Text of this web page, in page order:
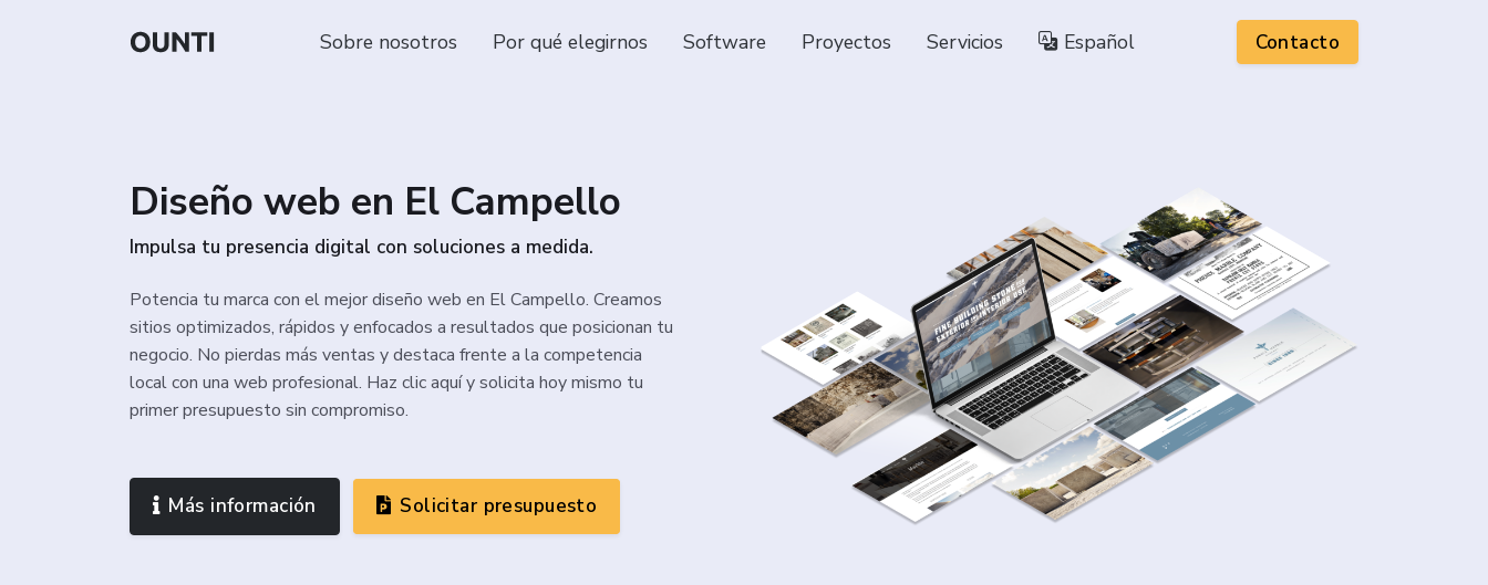
Sobre nosotros Por qué elegirnos Software Proyectos Servicios Español Contacto
Diseño web en El Campello
Impulsa tu presencia digital con soluciones a medida.
Potencia tu marca con el mejor diseño web en El Campello. Creamos
sitios optimizados, rápidos y enfocados a resultados que posicionan tu
negocio. No pierdas más ventas y destaca frente a la competencia
local con una web profesional. Haz clic aquí y solicita hoy mismo tu
primer presupuesto sin compromiso.
Más información Solicitar presupuesto